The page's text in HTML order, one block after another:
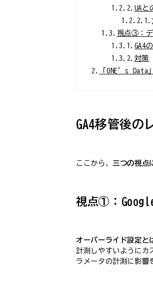
1.2.2. UAと
1.2.2.1.
1.3. 視点③：
1.3.1. GA4
1.3.2. 対策
2.
「ONE’s Data
GA4移管後の
ここから、三つの視点
視点①：
オーバーライド設定と
計測しやすいようにカ
ラメータの計測に影響